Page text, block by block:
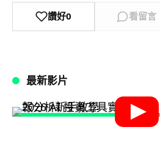
讚好0 看留言
最新影片